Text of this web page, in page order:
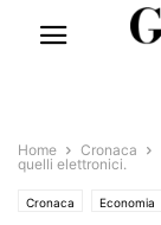
Home Cronaca
quelli elettronici.
Cronaca Economia